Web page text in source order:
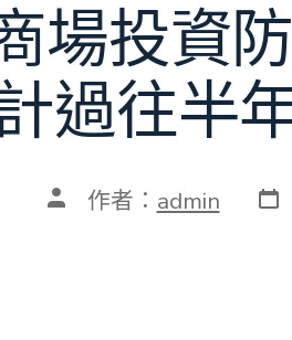
場投資
過往半
文 作者： admin 發
表